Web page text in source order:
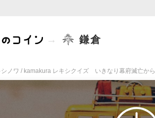
シノワ / kamakura レキシクイズ いきなり幕府滅亡から
鎌倉